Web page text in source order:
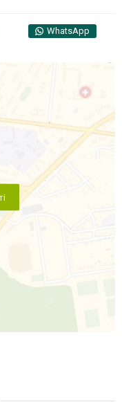
WhatsApp